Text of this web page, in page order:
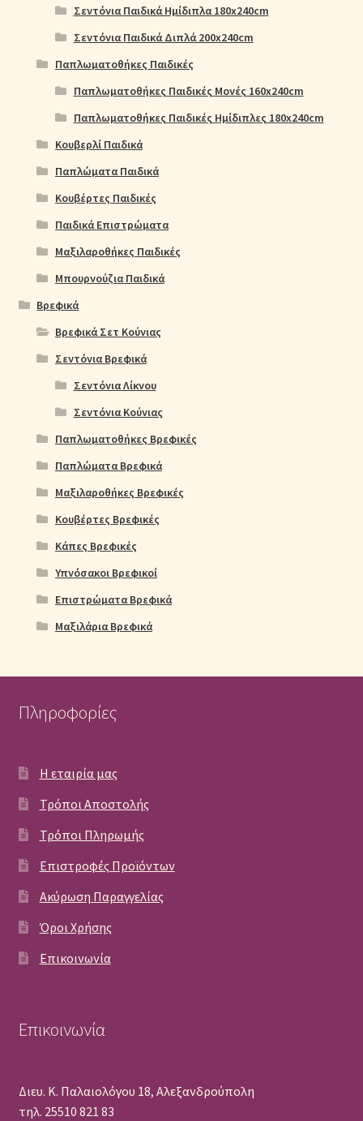
Σεντόνια Παιδικά Ημίδιπλα 180x240cm
Σεντόνια Παιδικά Διπλά 200x240cm
Παπλωματοθήκες Παιδικές
Παπλωματοθήκες Παιδικές Μονές 160x240cm
Παπλωματοθήκες Παιδικές Ημίδιπλες 180x240cm
Κουβερλί Παιδικά
Παπλώματα Παιδικά
Κουβέρτες Παιδικές
Παιδικά Επιστρώματα
Μαξιλαροθήκες Παιδικές
Μπουρνούζια Παιδικά
Βρεφικά
Βρεφικά Σετ Κούνιας
Σεντόνια Βρεφικά
Σεντόνια Λίκνου
Σεντόνια Κούνιας
Παπλωματοθήκες Βρεφικές
Παπλώματα Βρεφικά
Μαξιλαροθήκες Βρεφικές
Κουβέρτες Βρεφικές
Κάπες Βρεφικές
Υπνόσακοι Βρεφικοί
Επιστρώματα Βρεφικά
Μαξιλάρια Βρεφικά
Πληροφορίες
Η εταιρία μας
Τρόποι Αποστολής
Τρόποι Πληρωμής
Επιστροφές Προϊόντων
Ακύρωση Παραγγελίας
Όροι Χρήσης
Επικοινωνία
Επικοινωνία
Διευ. Κ. Παλαιολόγου 18, Αλεξανδρούπολη
τηλ. 25510 821 83